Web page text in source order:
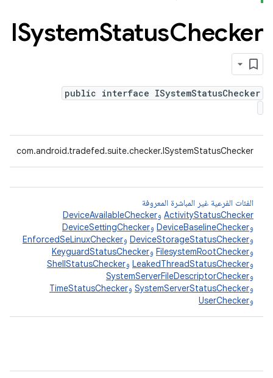
ISystemStatusChecker
public interface ISystemStatusChecker
com.android.tradefed.suite.checker.ISystemStatusChecker
الفئات الفرعية غير المباشرة المعروفة
ActivityStatusChecker وDeviceAvailableChecker
وDeviceBaselineChecker وDeviceSettingChecker
وDeviceStorageStatusChecker وEnforcedSeLinuxChecker
وFilesystemRootChecker وKeyguardStatusChecker
وLeakedThreadStatusChecker وShellStatusChecker
وSystemServerFileDescriptorChecker
وSystemServerStatusChecker وTimeStatusChecker
وUserChecker